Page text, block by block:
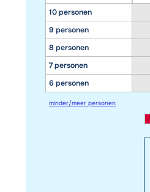
10 personen
9 personen
8 personen
7 personen
6 personen
minder/meer personen